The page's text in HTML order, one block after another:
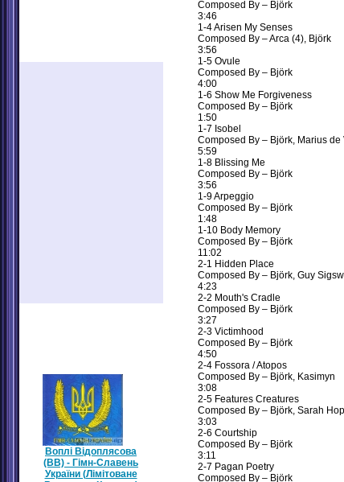
Воплі Відоплясова
(ВВ) - Гімн-Славень
України (Лімітоване
Composed By – Björk
3:46
1-4 Arisen My Senses
Composed By – Arca (4), Björk
3:56
1-5 Ovule
Composed By – Björk
4:00
1-6 Show Me Forgiveness
Composed By – Björk
1:50
1-7 Isobel
Composed By – Björk, Marius
5:59
1-8 Blissing Me
Composed By – Björk
3:56
1-9 Arpeggio
Composed By – Björk
1:48
1-10 Body Memory
Composed By – Björk
11:02
2-1 Hidden Place
Composed By – Björk, Guy
4:23
2-2 Mouth's Cradle
Composed By – Björk
3:27
2-3 Victimhood
Composed By – Björk
4:50
2-4 Fossora / Atopos
Composed By – Björk, Kasimyn
3:08
2-5 Features Creatures
Composed By – Björk, Sarah
3:03
2-6 Courtship
Composed By – Björk
3:11
2-7 Pagan Poetry
Composed By – Björk